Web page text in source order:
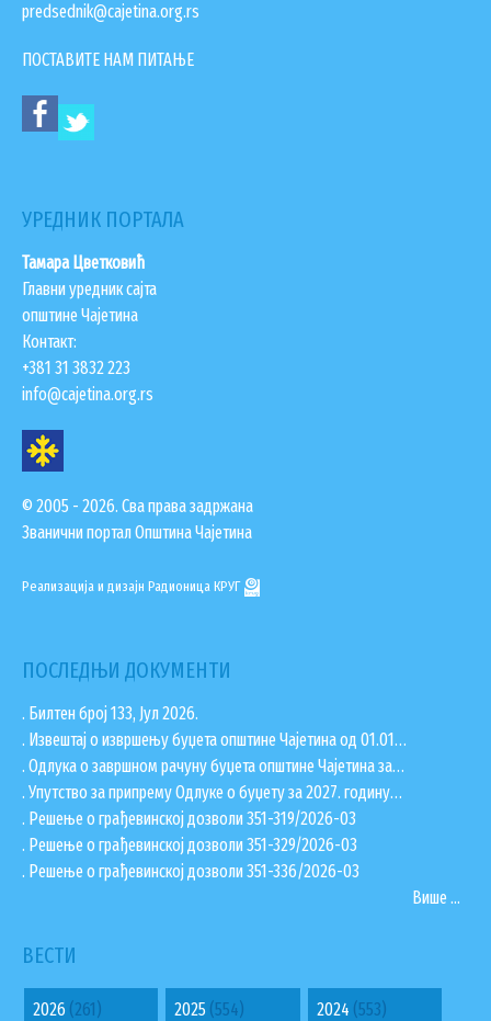
predsednik@cajetina.org.rs
ПОСТАВИТЕ НАМ ПИТАЊЕ
УРЕДНИК ПОРТАЛА
Тамара Цветковић
Главни уредник сајта
општине Чајетина
Контакт:
+381 31 3832 223
info@cajetina.org.rs
© 2005 - 2026. Сва права задржана
Званични портал Општина Чајетина
Реализација и дизајн Радионица КРУГ
ПОСЛЕДЊИ ДОКУМЕНТИ
. Билтен број 133, Јул 2026.
. Извештај о извршењу буџета општине Чајетина од 01.01…
. Одлука о завршном рачуну буџета општине Чајетина за…
. Упутство за припрему Одлуке о буџету за 2027. годину…
. Решење о грађевинској дозволи 351-319/2026-03
. Решење о грађевинској дозволи 351-329/2026-03
. Решење о грађевинској дозволи 351-336/2026-03
Више ...
ВЕСТИ
2026 (261) 2025 (554) 2024 (553)